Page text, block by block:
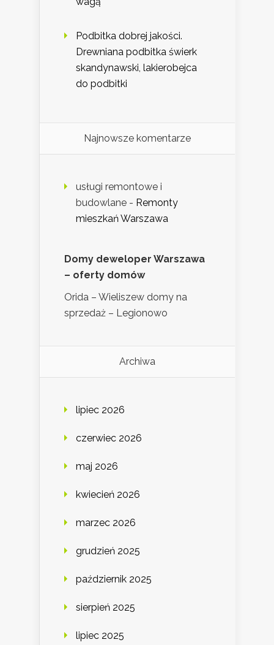
Podbitka dobrej jakości.
Drewniana podbitka świerk
skandynawski, lakierobejca
do podbitki
Najnowsze komentarze
usługi remontowe i
budowlane - Remonty
mieszkań Warszawa
Domy deweloper Warszawa
– oferty domów
Orida – Wieliszew domy na
sprzedaż – Legionowo
Archiwa
lipiec 2026
czerwiec 2026
maj 2026
kwiecień 2026
marzec 2026
grudzień 2025
październik 2025
sierpień 2025
lipiec 2025